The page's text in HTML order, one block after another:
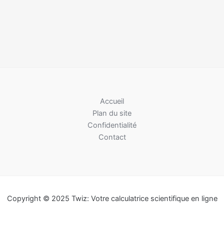
Accueil
Plan du site
Confidentialité
Contact
Copyright © 2025 Twiz: Votre calculatrice scientifique en ligne